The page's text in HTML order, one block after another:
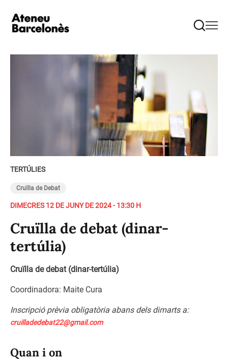
TERTÚLIES
Cruïlla de Debat
DIMECRES 12 DE JUNY DE 2024 - 13:30 H
Cruïlla de debat (dinar-
tertúlia)
Cruïlla de debat (dinar-tertúlia)
Coordinadora: Maite Cura
Inscripció prèvia obligatòria abans dels dimarts a:
cruilladedebat22@gmail.com
Quan i on